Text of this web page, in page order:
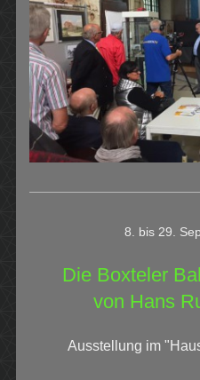
8. bis 29.
Die Boxteler
von Hans
Ausstellung im